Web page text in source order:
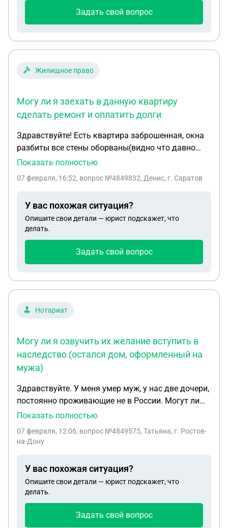
Задать свой вопрос
Жилищное право
Могу ли я заехать в данную квартиру
сделать ремонт и оплатить долги
Здравствуйте! Есть квартира заброшенная, окна
разбиты все стены оборваны(видно что давно
уже там не кто не живёт. Могу ли я заехать в
долги. Соседи говорят что квартира уже
Показать полностью
07 февраля, 16:52, вопрос №4849832, Денис, г. Саратов
У вас похожая ситуация?
Опишите свои детали — юрист подскажет, что
делать.
Задать свой вопрос
Нотариат
Могу ли я озвучить их желание вступить в
наследство (остался дом, оформленный на
мужа)
Здравствуйте. У меня умер муж, у нас две дочери,
постоянно проживающие не в России. Могут ли
они вступить в наследство, не приезжая, или их
желание вступить в наследство (остался дом,
Показать полностью
07 февраля, 12:06, вопрос №4849575, Татьяна, г. Ростов-
на-Дону
У вас похожая ситуация?
Опишите свои детали — юрист подскажет, что
делать.
Задать свой вопрос